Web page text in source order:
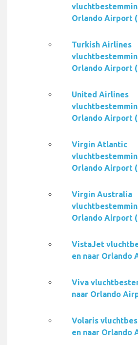
Orlando Airport
Turkish Airlines
Orlando Airport
United Airlines
Orlando Airport
Virgin Atlantic
Orlando Airport
Virgin Australia
Orlando Airport
VistaJet
en naar Orlando
Viva
naar Orlando
Volaris
en naar Orlando